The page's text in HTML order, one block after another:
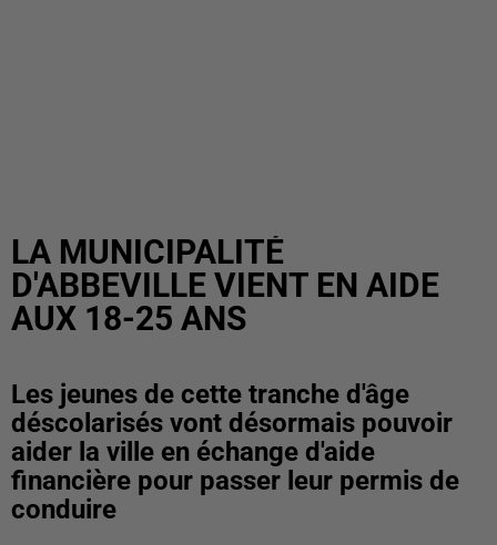
LA MUNICIPALITÉ
D'ABBEVILLE VIENT EN AIDE
AUX 18-25 ANS
Les jeunes de cette tranche d'âge
déscolarisés vont désormais pouvoir
aider la ville en échange d'aide
financière pour passer leur permis de
conduire